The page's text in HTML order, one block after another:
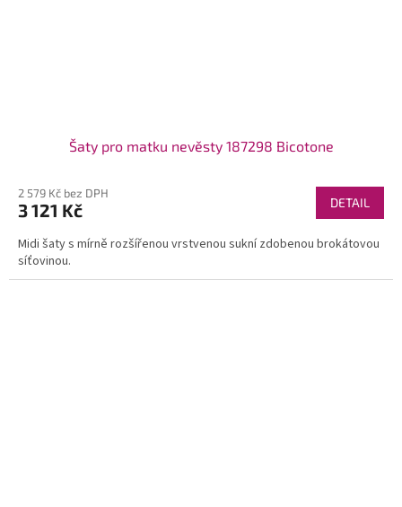
Šaty pro matku nevěsty 187298 Bicotone
2 579 Kč bez DPH
3 121 Kč DETAIL
Midi šaty s mírně rozšířenou vrstvenou sukní zdobenou brokátovou
síťovinou.